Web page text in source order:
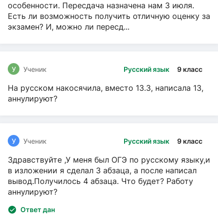
особенности. Пересдача назначена нам 3 июля.
Есть ли возможность получить отличную оценку за
экзамен? И, можно ли пересд...
Русский язык 9 класс
У Ученик
На русском накосячила, вместо 13.3, написала 13,
аннулируют?
Русский язык 9 класс
У Ученик
Здравствуйте ,У меня был ОГЭ по русскому языку,и
в изложении я сделал 3 абзаца, а после написал
вывод.Получилось 4 абзаца. Что будет? Работу
аннулируют?
Ответ дан